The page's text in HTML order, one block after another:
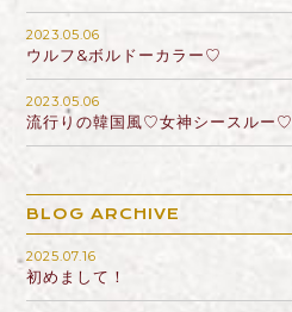
2023.05.06
ウルフ&ボルドーカラー♡
2023.05.06
流行りの韓国風♡女神シースルー♡
BLOG ARCHIVE
2025.07.16
初めまして！